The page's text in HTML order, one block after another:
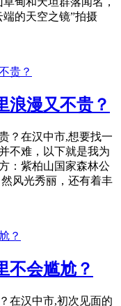
的天空之镜”拍摄
浪漫又不贵？
？在汉中市,想要找一
不难，以下就是我为
：紫柏山国家森林公
风光秀丽，还有着丰
不会尴尬？
在汉中市,初次见面的